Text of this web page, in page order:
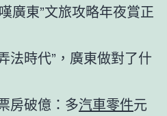
廣東”文旅攻略年夜賞正
時代”，廣東做對了什
房破億：多汽車零件元